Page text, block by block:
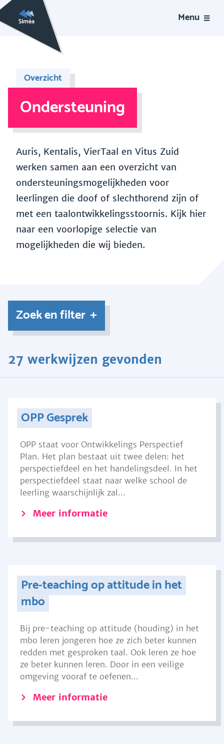
Menu
Overzicht
Ondersteuning
Auris, Kentalis, VierTaal en Vitus Zuid
werken samen aan een overzicht van
ondersteuningsmogelijkheden voor
leerlingen die doof of slechthorend zijn of
met een taalontwikkelingsstoornis. Kijk hier
naar een voorlopige selectie van
mogelijkheden die wij bieden.
Zoek en filter
27 werkwijzen gevonden
OPP Gesprek
OPP staat voor Ontwikkelings Perspectief
Plan. Het plan bestaat uit twee delen: het
perspectiefdeel en het handelingsdeel. In het
perspectiefdeel staat naar welke school de
leerling waarschijnlijk zal...
Meer informatie
Pre-teaching op attitude in het
mbo
Bij pre-teaching op attitude (houding) in het
mbo leren jongeren hoe ze zich beter kunnen
redden met gesproken taal. Ook leren ze hoe
ze beter kunnen leren. Door in een veilige
omgeving vooraf te oefenen...
Meer informatie